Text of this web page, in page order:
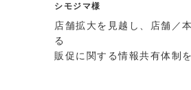
シモジマ様
店舗拡大を見越し、店舗／
る
販促に関する情報共有体制